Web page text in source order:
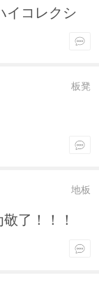
イコレクシ
板凳
地板
了！！！